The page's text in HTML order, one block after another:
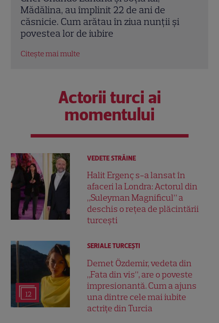
Laurei Cosoi. Afaceri, vârstă și povestea
de iubire care durează de peste 10 ani
Citește mai multe
Actorii turci ai
momentului
VEDETE STRĂINE
Halit Ergenç s-a lansat în
afaceri la Londra: Actorul din
„Suleyman Magnificul” a
deschis o rețea de plăcintării
turcești
12
SERIALE TURCEŞTI
Demet Özdemir, vedeta din
„Fata din vis”, are o poveste
impresionantă. Cum a ajuns
una dintre cele mai iubite
actrițe din Turcia